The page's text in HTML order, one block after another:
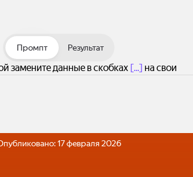
Промпт Результат
замените данные в скобках [...] на свои
17 февраля 2026